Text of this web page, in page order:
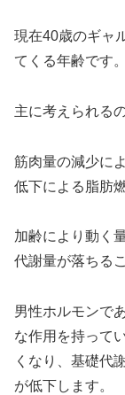
現在40歳のギャ
てくる年齢です。
主に考えられるの
筋肉量の減少に
低下による脂肪
加齢により動く
代謝量が落ちる
男性ホルモンで
な作用を持って
くなり、基礎代
が低下します。